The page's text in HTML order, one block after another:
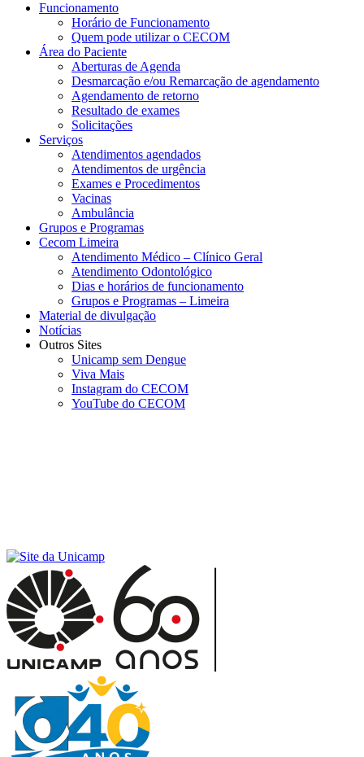
Funcionamento
Horário de Funcionamento
Quem pode utilizar o CECOM
Área do Paciente
Aberturas de Agenda
Desmarcação e/ou Remarcação de agendamento
Agendamento de retorno
Resultado de exames
Solicitações
Serviços
Atendimentos agendados
Atendimentos de urgência
Exames e Procedimentos
Vacinas
Ambulância
Grupos e Programas
Cecom Limeira
Atendimento Médico – Clínico Geral
Atendimento Odontológico
Dias e horários de funcionamento
Grupos e Programas – Limeira
Material de divulgação
Notícias
Outros Sites
Unicamp sem Dengue
Viva Mais
Instagram do CECOM
YouTube do CECOM